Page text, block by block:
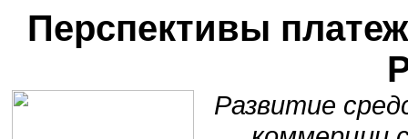
Перспективы
Развитие